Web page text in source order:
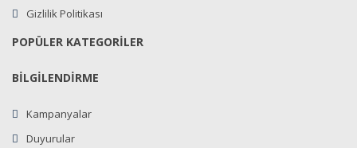
Gizlilik Politikası
POPÜLER KATEGORİLER
BİLGİLENDİRME
Kampanyalar
Duyurular